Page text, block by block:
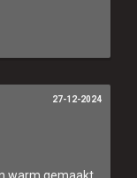
27-12-2024